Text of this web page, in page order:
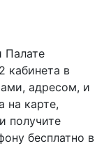
Палате
кабинета в
адресом, и
на карте,
получите
бесплатно в